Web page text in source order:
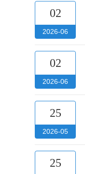
02
2026-06
02
2026-06
25
2026-05
25